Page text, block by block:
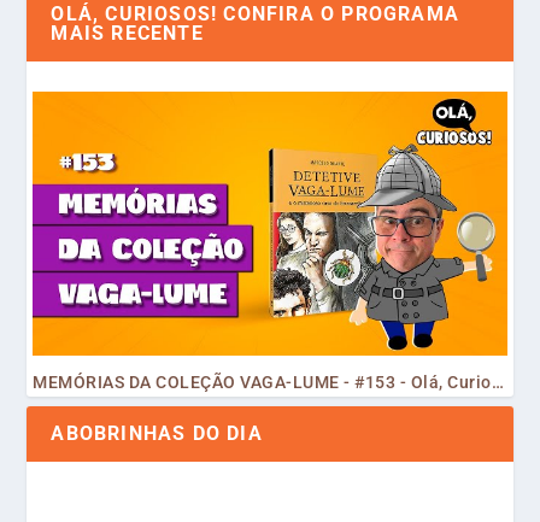
OLÁ, CURIOSOS! CONFIRA O PROGRAMA
MAIS RECENTE
MEMÓRIAS DA COLEÇÃO VAGA-LUME - #153 - Olá, Curiosos! 2023
ABOBRINHAS DO DIA